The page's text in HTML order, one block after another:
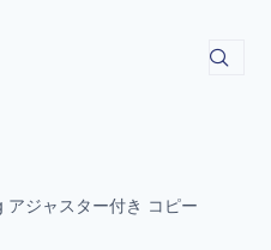
ジャスター付き コピー